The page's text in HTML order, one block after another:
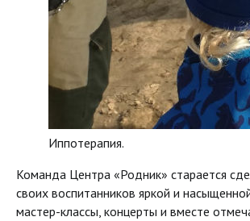
Иппотерапия.
Команда Центра «Родник» старается
своих воспитанников яркой и
мастер-классы, концерты и вместе